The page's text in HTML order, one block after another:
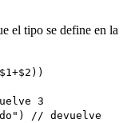
el tipo se define en la
3
// devuelve